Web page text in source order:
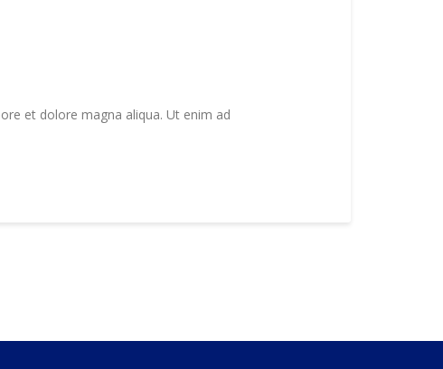
et dolore magna aliqua. Ut enim ad